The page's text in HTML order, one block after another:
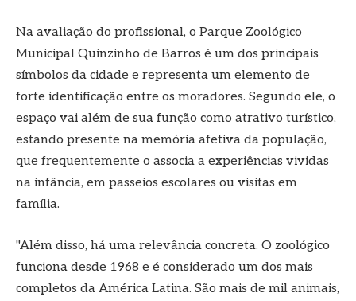
Na avaliação do profissional, o Parque Zoológico
Municipal Quinzinho de Barros é um dos principais
símbolos da cidade e representa um elemento de
forte identificação entre os moradores. Segundo ele, o
espaço vai além de sua função como atrativo turístico,
estando presente na memória afetiva da população,
que frequentemente o associa a experiências vividas
na infância, em passeios escolares ou visitas em
família.
"Além disso, há uma relevância concreta. O zoológico
funciona desde 1968 e é considerado um dos mais
completos da América Latina. São mais de mil animais,